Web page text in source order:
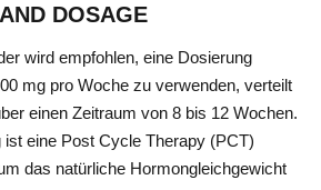
DOSAGE
wird empfohlen, eine Dosierung
mg pro Woche zu verwenden, verteilt
einen Zeitraum von 8 bis 12 Wochen.
ist eine Post Cycle Therapy (PCT)
das natürliche Hormongleichgewicht